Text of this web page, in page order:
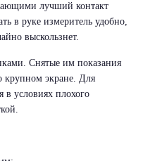
лучший контакт
в руке измеритель удобно,
выскользнет.
Снятые им показания
крупном экране. Для
в условиях плохого